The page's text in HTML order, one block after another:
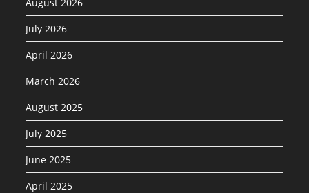
July 2026
April 2026
March 2026
August 2025
July 2025
June 2025
April 2025